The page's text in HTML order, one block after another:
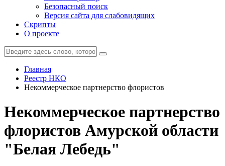
Безопасный поиск
Версия сайта для слабовидящих
Скрипты
О проекте
Главная
Реестр НКО
Некоммерческое партнерство флористов
Некоммерческое партнерство
флористов Амурской области
"Белая Лебедь"